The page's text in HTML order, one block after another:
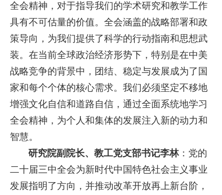
全会精神，对于指导我们的学术研究和教学工作
具有不可估量的价值。全会涵盖的战略部署和政
策导向，为我们提供了科学的行动指南和思想武
装。在当前全球政治经济形势下，特别是在中美
战略竞争的背景中，团结、稳定与发展成为了国
家和每个个体的核心需求。我们必须坚定不移地
增强文化自信和道路自信，通过全面系统地学习
全会精神，为个人和集体的发展注入新的动力和
智慧。
研究院副院长、教工党支部书记李林：党的
二十届三中全会为新时代中国特色社会主义事业
发展指明了方向，并推动改革开放再上新台阶，